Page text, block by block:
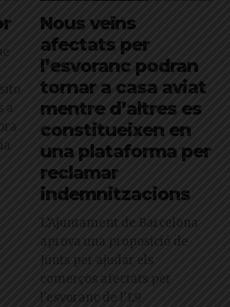
a
Nous veïns
afectats per
l’esvoranc podran
tornar a casa aviat
mentre d’altres es
constitueixen en
una plataforma per
reclamar
indemnitzacions
L’Ajuntament de Barcelona
aprova una proposició de
Junts per ajudar els
comerços afectats per
l'esvoranc de l'L9